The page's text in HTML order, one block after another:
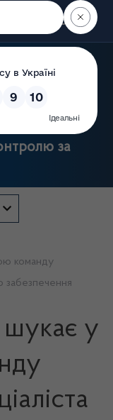
Пошук
за
команду
забезпечення
у